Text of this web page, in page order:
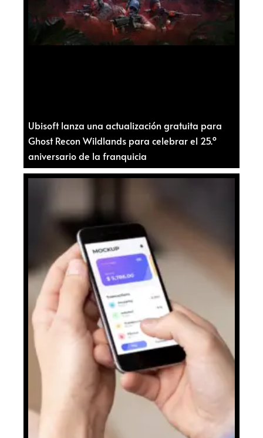
Ubisoft lanza una actualización gratuita para
Ghost Recon Wildlands para celebrar el 25.º
aniversario de la franquicia